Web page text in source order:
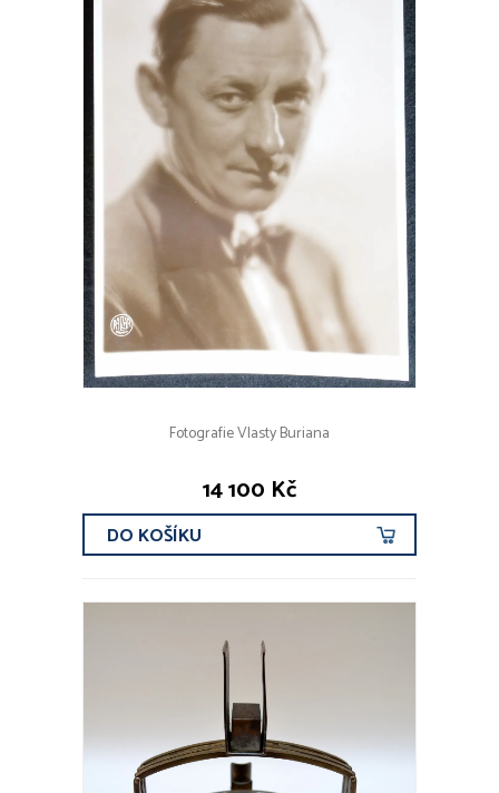
Fotografie Vlasty Buriana
14 100 Kč
DO KOŠÍKU